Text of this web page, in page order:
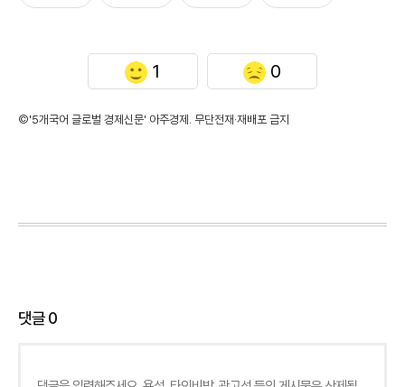
1 0
©'5개국어 글로벌 경제신문' 아주경제. 무단전재·재배포 금지
댓글0